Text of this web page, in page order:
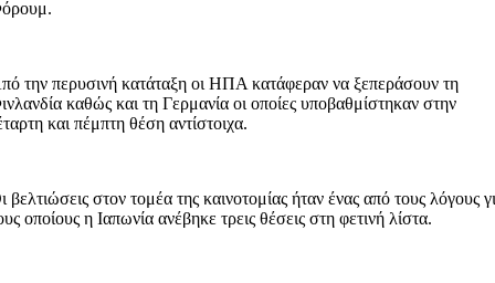
την περυσινή κατάταξη οι ΗΠΑ κατάφεραν να ξεπεράσουν τη
καθώς και τη Γερμανία οι οποίες υποβαθμίστηκαν στην
και πέμπτη θέση αντίστοιχα.
βελτιώσεις στον τομέα της καινοτομίας ήταν ένας από τους λόγους
οποίους η Ιαπωνία ανέβηκε τρεις θέσεις στη φετινή λίστα.